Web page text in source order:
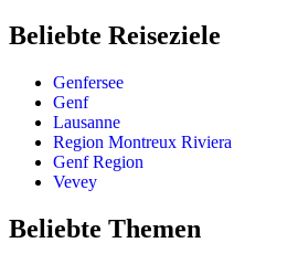
Beliebte Reiseziele
Genfersee
Genf
Lausanne
Region Montreux Riviera
Genf Region
Vevey
Beliebte Themen